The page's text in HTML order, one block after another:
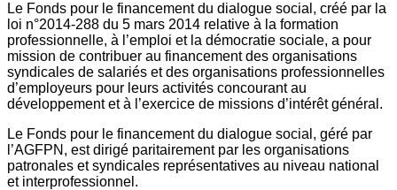
Le Fonds pour le financement du dialogue social, créé par la
loi n°2014-288 du 5 mars 2014 relative à la formation
professionnelle, à l’emploi et la démocratie sociale, a pour
mission de contribuer au financement des organisations
syndicales de salariés et des organisations professionnelles
d’employeurs pour leurs activités concourant au
développement et à l’exercice de missions d’intérêt général.
Le Fonds pour le financement du dialogue social, géré par
l’AGFPN, est dirigé paritairement par les organisations
patronales et syndicales représentatives au niveau national
et interprofessionnel.